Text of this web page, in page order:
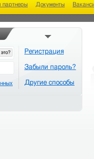
партнеры Документы
Регистрация
Забыли пароль?
Другие способы